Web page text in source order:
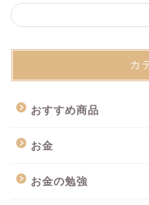
カ
おすすめ商品
お金
お金の勉強